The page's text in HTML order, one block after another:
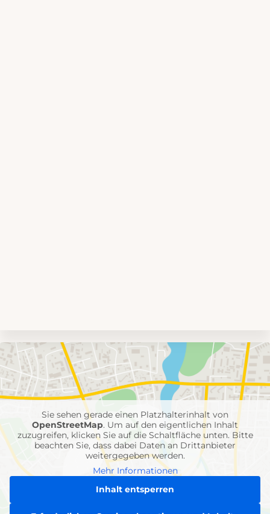
Umgebungskarte
mit
Feuerwehr-
Einheiten
Sie sehen gerade einen Platzhalterinhalt von
OpenStreetMap. Um auf den eigentlichen Inhalt
zuzugreifen, klicken Sie auf die Schaltfläche unten. Bitte
beachten Sie, dass dabei Daten an Drittanbieter
weitergegeben werden.
Mehr Informationen
Inhalt entsperren